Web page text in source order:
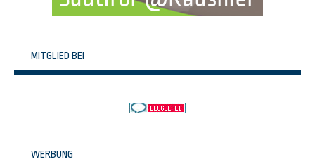
MITGLIED BEI
WERBUNG